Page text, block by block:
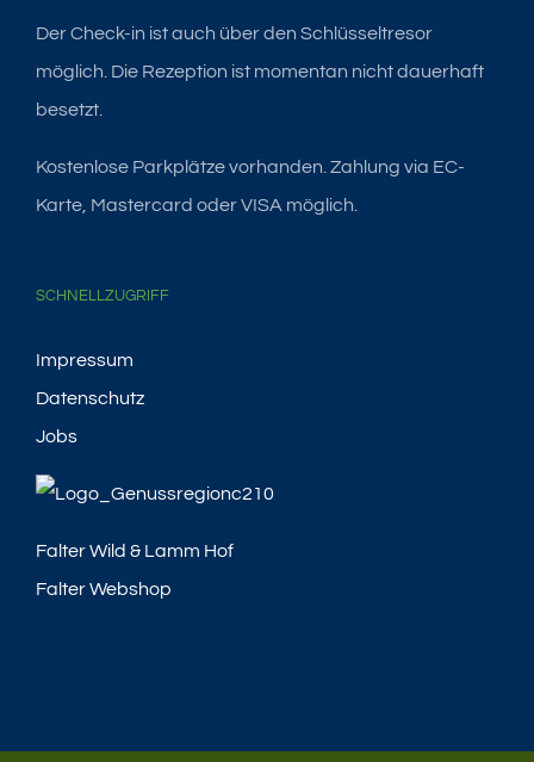
Der Check-in ist auch über den Schlüsseltresor
möglich. Die Rezeption ist momentan nicht dauerhaft
besetzt.
Kostenlose Parkplätze vorhanden. Zahlung via EC-
Karte, Mastercard oder VISA möglich.
SCHNELLZUGRIFF
Impressum
Datenschutz
Jobs
Falter Wild & Lamm Hof
Falter Webshop